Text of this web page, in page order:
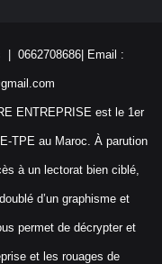
| 0662708686| Email :
ENTREPRISE est le 1er
TPE au Maroc. À parution
à un lectorat bien ciblé,
d’un graphisme et
permet de décrypter et
et les rouages de